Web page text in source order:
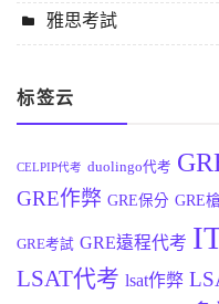
雅思考試
标签云
CELPIP代考 duolingo代考
GRE作弊 GRE保分 GRE
GRE考試 GRE遠程代考
LSAT代考 lsat作弊